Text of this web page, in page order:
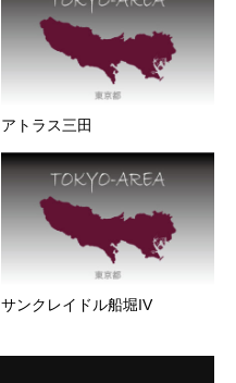
アトラス三田
サンクレイドル船堀IV